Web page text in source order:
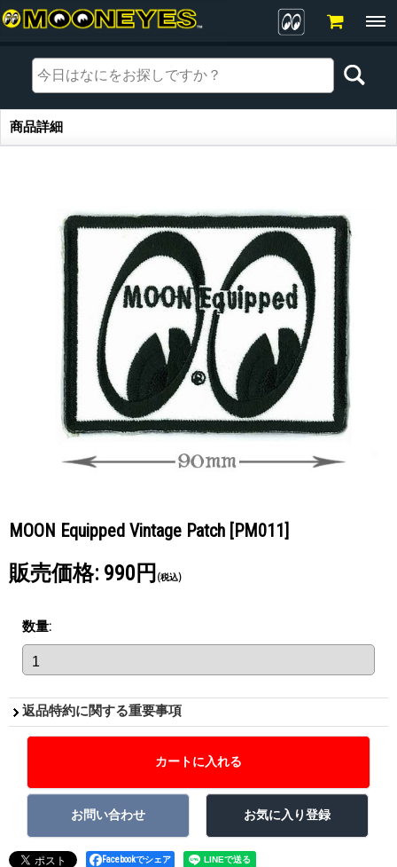
商品詳細
商品詳細
MOON Equipped Vintage Patch [PM011]
販売価格: 990円 (税込)
数量:
返品特約に関する重要事項
Facebookでシェア